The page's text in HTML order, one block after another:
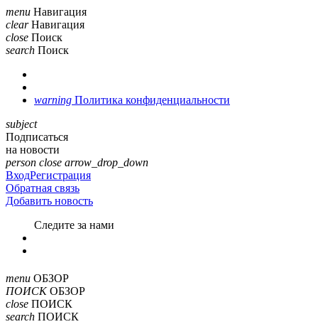
menu Навигация
clear Навигация
close Поиск
search Поиск
warning Политика конфиденциальности
subject
Подписаться
на новости
person close arrow_drop_down
ВходРегистрация
Обратная связь
Добавить новость
Cледите за нами
menu ОБЗОР
ПОИСК ОБЗОР
close ПОИСК
search ПОИСК